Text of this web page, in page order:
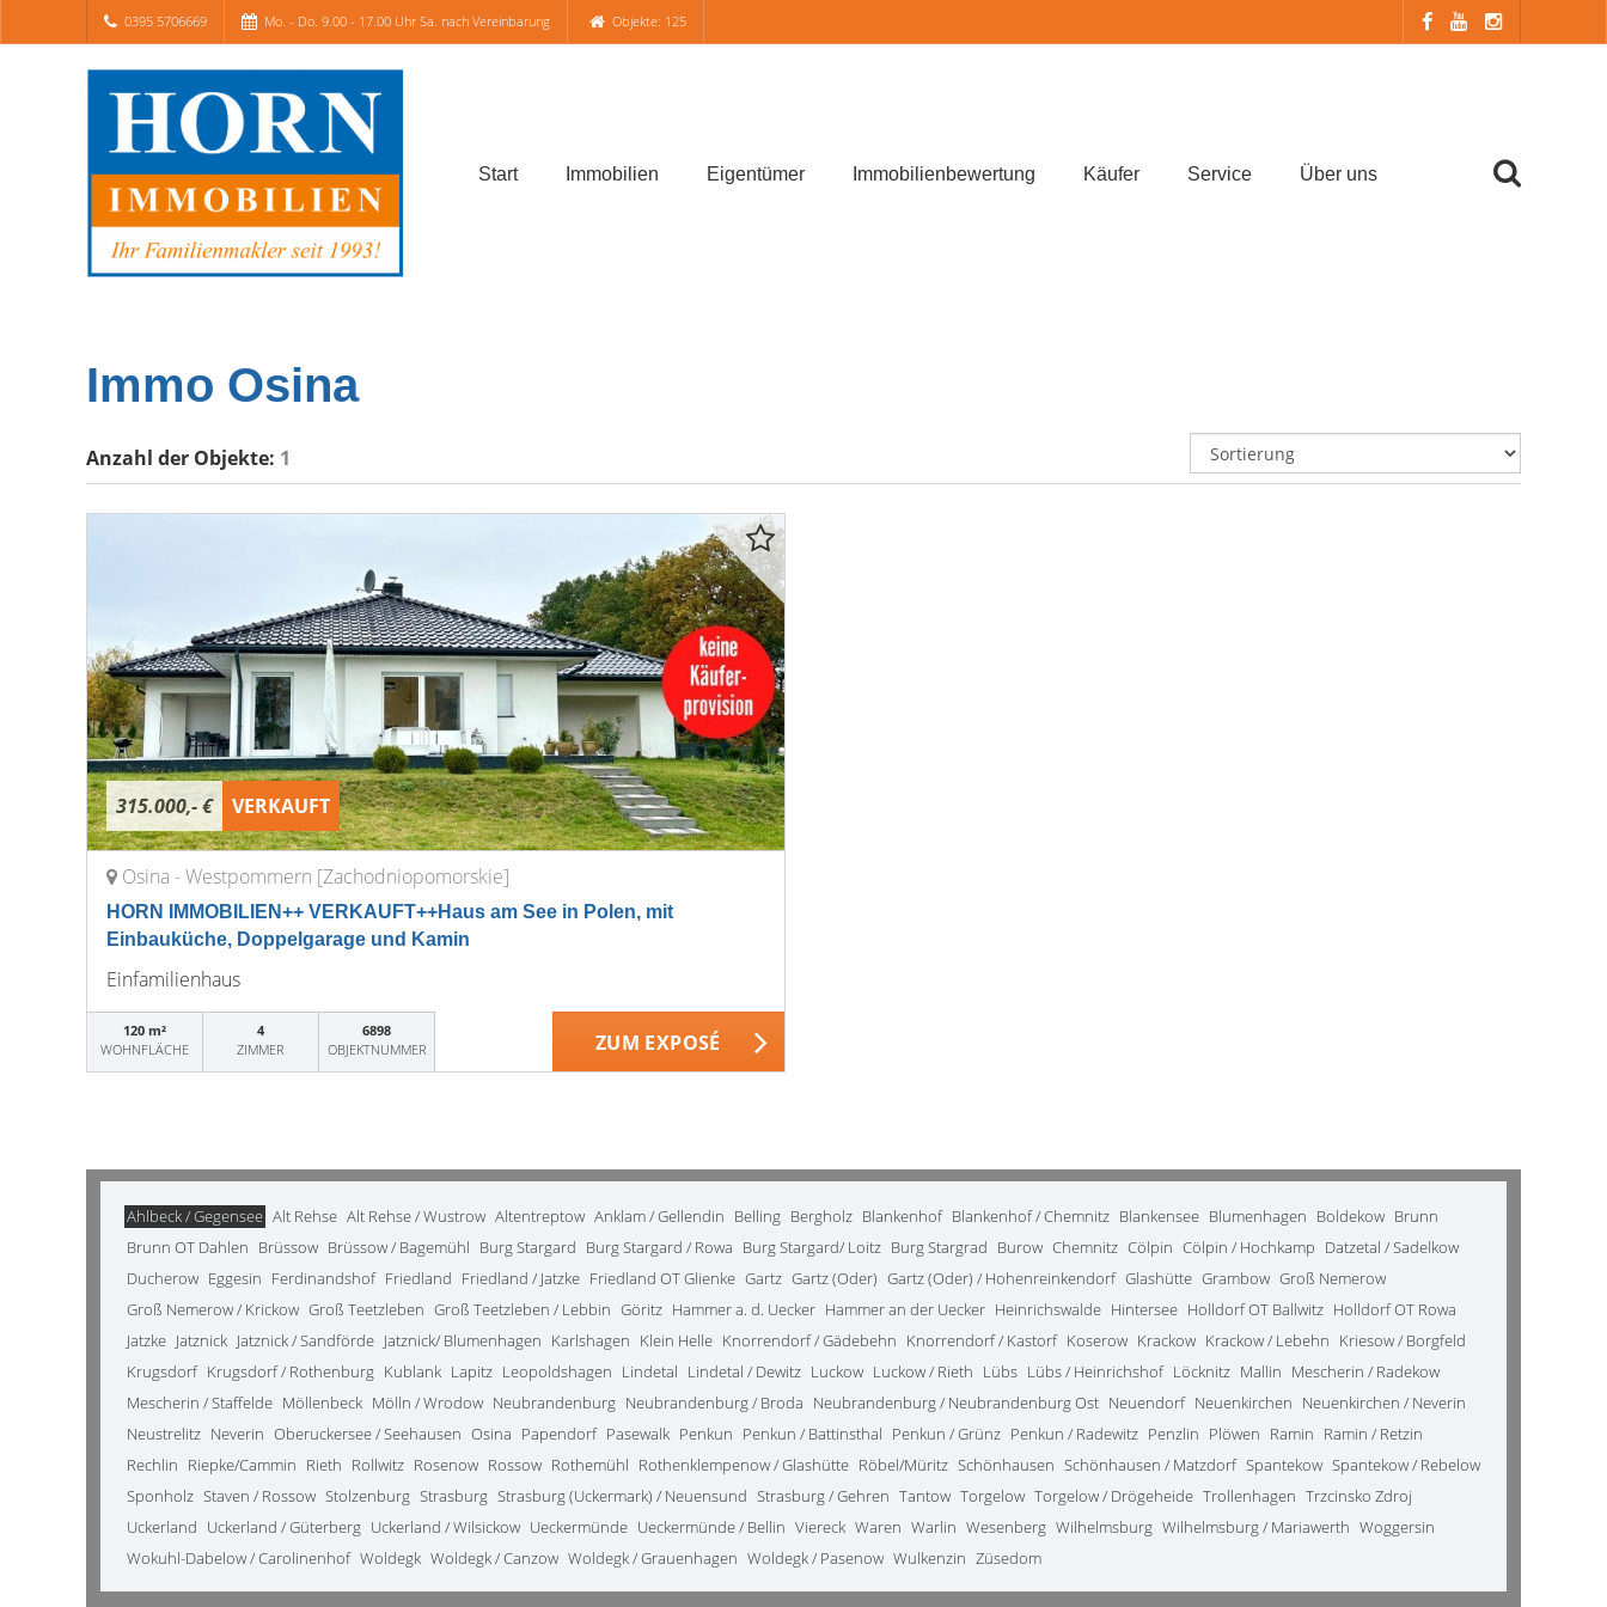
0395 5706669 Mo. - Do. 9.00 - 17.00 Uhr Sa. nach Vereinbarung Objekte: 125
Start Immobilien Eigentümer Immobilienbewertung Käufer Service Über uns
Immo Osina
Anzahl der Objekte: 1
315.000,- € VERKAUFT
Osina - Westpommern [Zachodniopomorskie]
HORN IMMOBILIEN++ VERKAUFT++Haus am See in Polen, mit
Einbauküche, Doppelgarage und Kamin
Einfamilienhaus
120 m²
WOHNFLÄCHE
4
ZIMMER
6898
OBJEKTNUMMER
ZUM EXPOSÉ
Ahlbeck / Gegensee Alt Rehse Alt Rehse / Wustrow Altentreptow Anklam / Gellendin Belling Bergholz Blankenhof Blankenhof / Chemnitz Blankensee Blumenhagen Boldekow Brunn
Brunn OT Dahlen Brüssow Brüssow / Bagemühl Burg Stargard Burg Stargard / Rowa Burg Stargard/ Loitz Burg Stargrad Burow Chemnitz Cölpin Cölpin / Hochkamp Datzetal / Sadelkow
Ducherow Eggesin Ferdinandshof Friedland Friedland / Jatzke Friedland OT Glienke Gartz Gartz (Oder) Gartz (Oder) / Hohenreinkendorf Glashütte Grambow Groß Nemerow
Groß Nemerow / Krickow Groß Teetzleben Groß Teetzleben / Lebbin Göritz Hammer a. d. Uecker Hammer an der Uecker Heinrichswalde Hintersee Holldorf OT Ballwitz Holldorf OT Rowa
Jatzke Jatznick Jatznick / Sandförde Jatznick/ Blumenhagen Karlshagen Klein Helle Knorrendorf / Gädebehn Knorrendorf / Kastorf Koserow Krackow Krackow / Lebehn Kriesow / Borgfeld
Krugsdorf Krugsdorf / Rothenburg Kublank Lapitz Leopoldshagen Lindetal Lindetal / Dewitz Luckow Luckow / Rieth Lübs Lübs / Heinrichshof Löcknitz Mallin Mescherin / Radekow
Mescherin / Staffelde Möllenbeck Mölln / Wrodow Neubrandenburg Neubrandenburg / Broda Neubrandenburg / Neubrandenburg Ost Neuendorf Neuenkirchen Neuenkirchen / Neverin
Neustrelitz Neverin Oberuckersee / Seehausen Osina Papendorf Pasewalk Penkun Penkun / Battinsthal Penkun / Grünz Penkun / Radewitz Penzlin Plöwen Ramin Ramin / Retzin
Rechlin Riepke/Cammin Rieth Rollwitz Rosenow Rossow Rothemühl Rothenklempenow / Glashütte Röbel/Müritz Schönhausen Schönhausen / Matzdorf Spantekow Spantekow / Rebelow
Sponholz Staven / Rossow Stolzenburg Strasburg Strasburg (Uckermark) / Neuensund Strasburg / Gehren Tantow Torgelow Torgelow / Drögeheide Trollenhagen Trzcinsko Zdroj
Uckerland Uckerland / Güterberg Uckerland / Wilsickow Ueckermünde Ueckermünde / Bellin Viereck Waren Warlin Wesenberg Wilhelmsburg Wilhelmsburg / Mariawerth Woggersin
Wokuhl-Dabelow / Carolinenhof Woldegk Woldegk / Canzow Woldegk / Grauenhagen Woldegk / Pasenow Wulkenzin Züsedom